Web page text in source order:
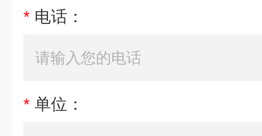
* 电话：
* 单位：